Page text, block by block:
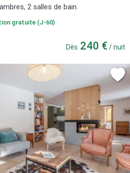
2 salles de bain.
gratuite (J-60)
Dès 240 € / nuit